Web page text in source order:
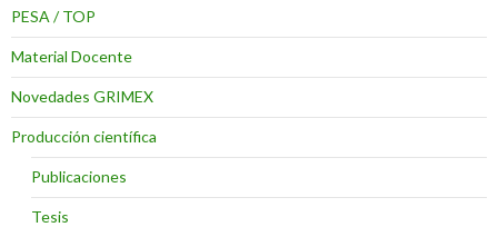
PESA / TOP
Material Docente
Novedades GRIMEX
Producción científica
Publicaciones
Tesis